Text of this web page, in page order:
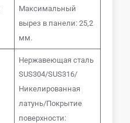
Максимальный
вырез в панели: 25,2
мм.
Нержавеющая сталь
SUS304/SUS316/
Никелированная
латунь/Покрытие
поверхности: